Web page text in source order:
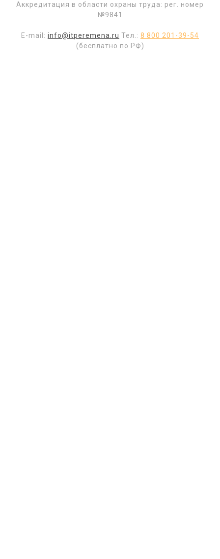
Аккредитация в области охраны труда: рег. номер
№9841
E-mail: info@itperemena.ru Тел.: 8 800 201-39-54
(бесплатно по РФ)